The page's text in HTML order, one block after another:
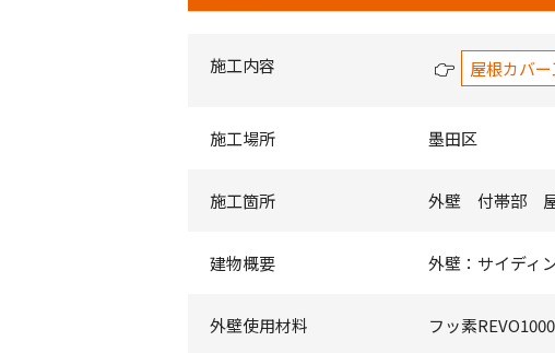
施工内容 屋根カバ
施工場所 墨田区
施工箇所 外壁 付帯部
建物概要 外壁：サイディ
外壁使用材料 フッ素